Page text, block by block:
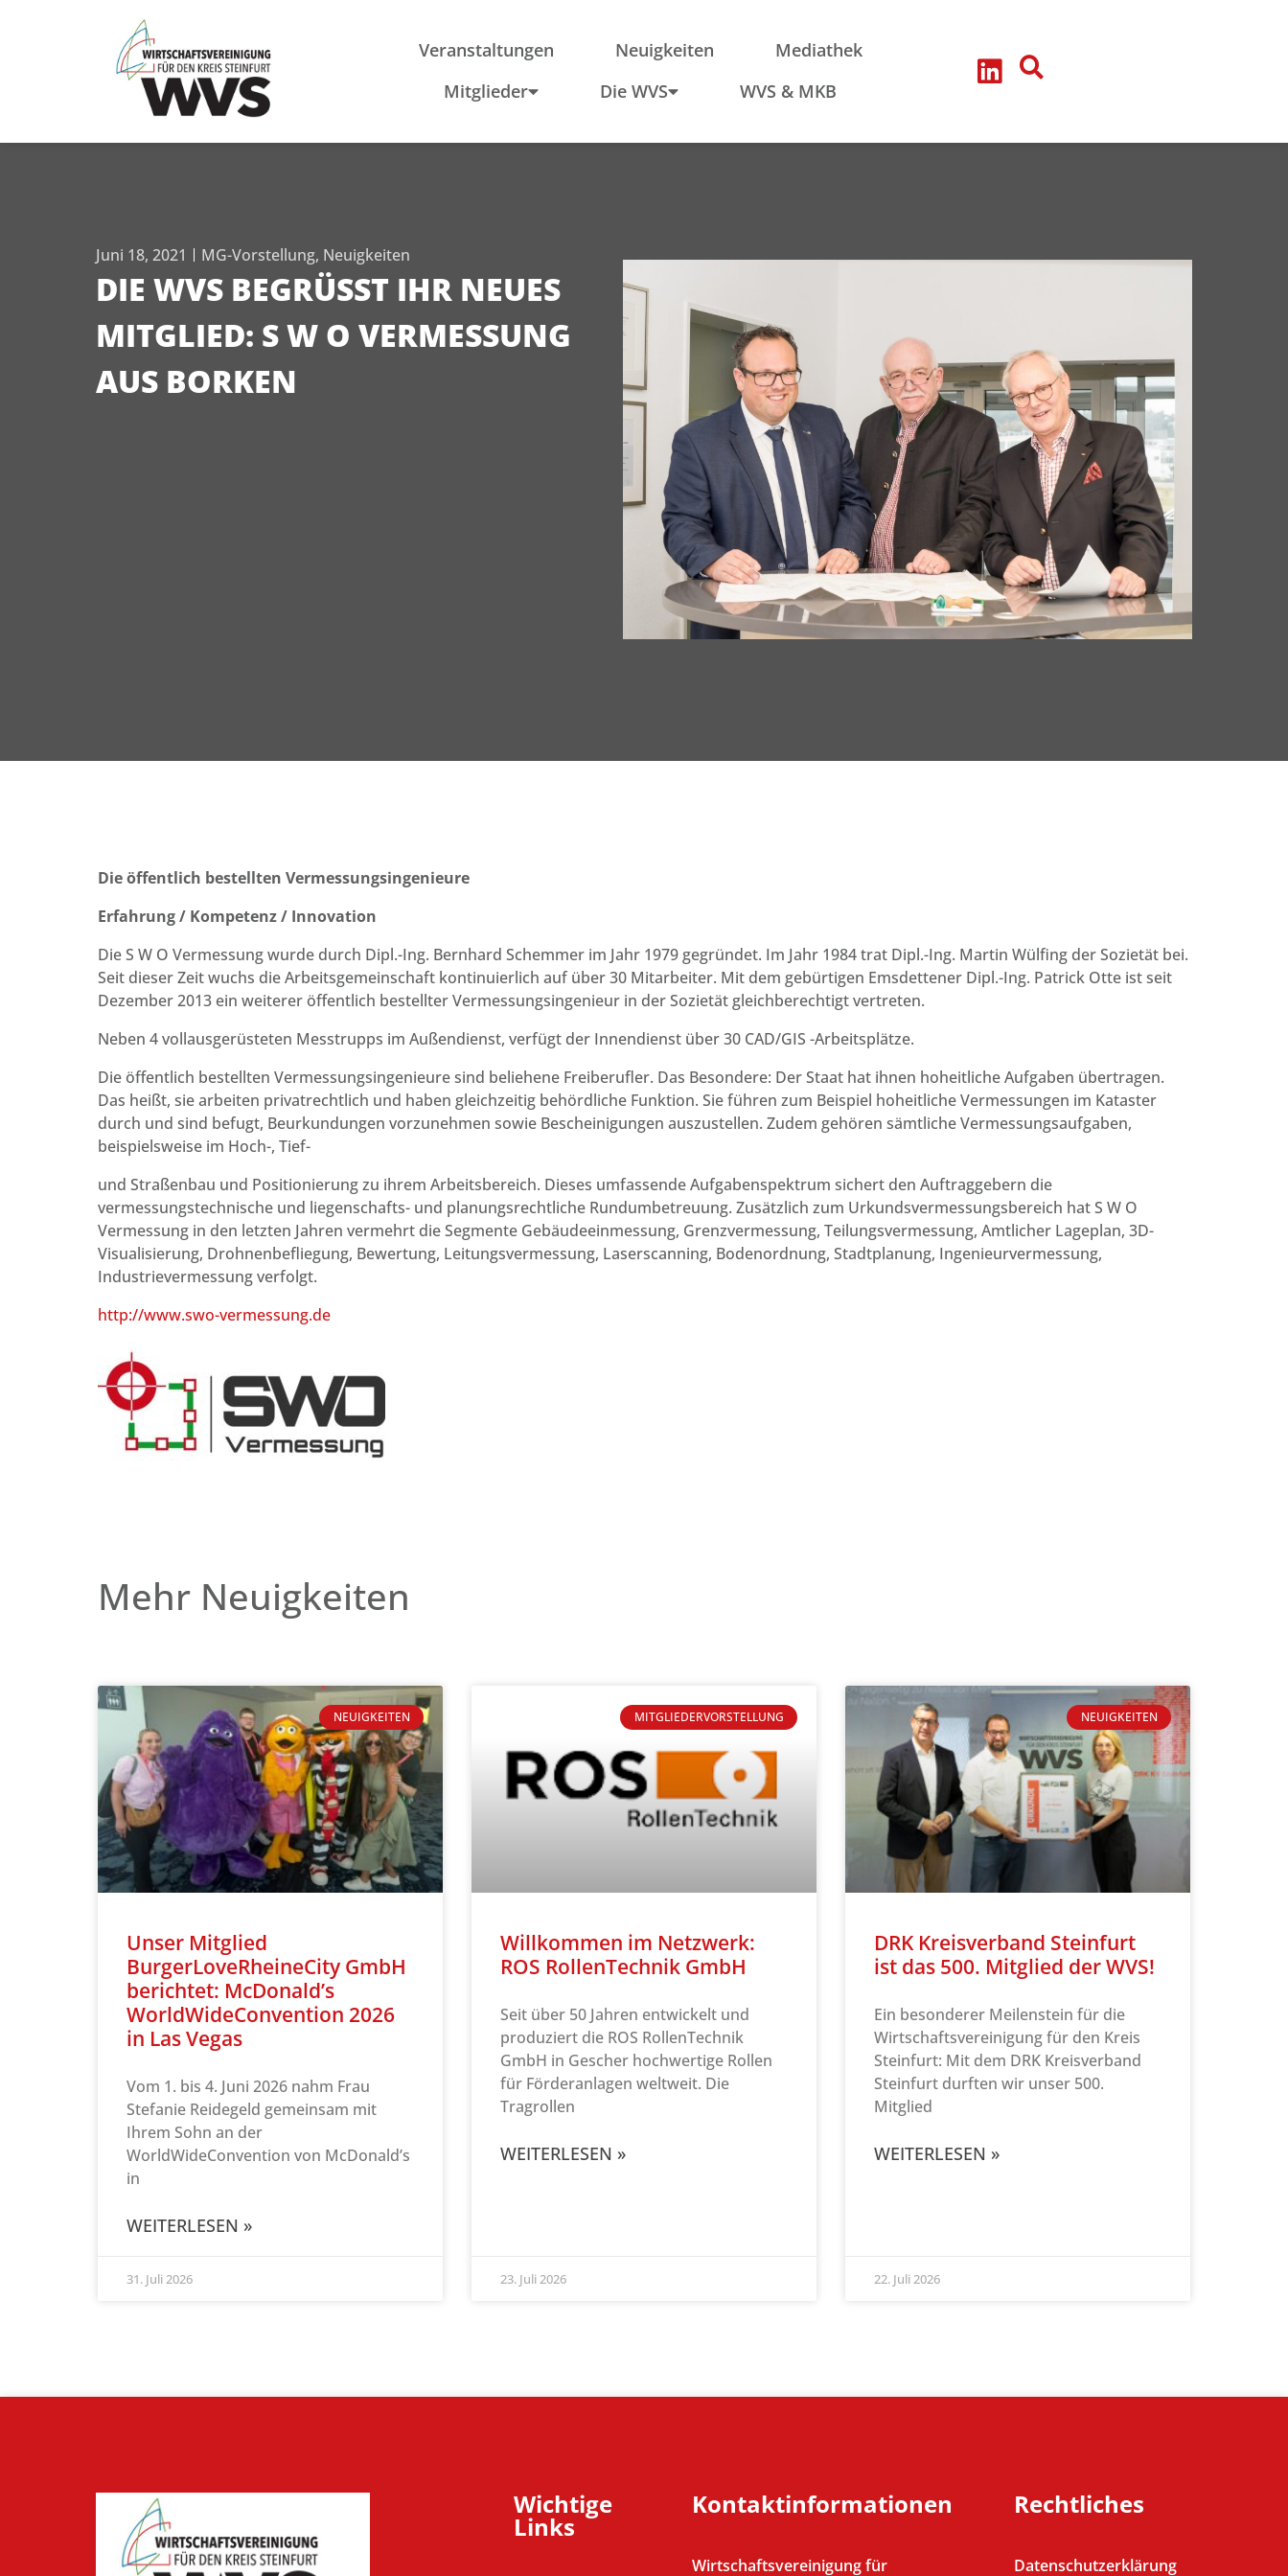
Veranstaltungen Neuigkeiten
Mediathek
Mitglieder
Die WVS WVS & MKB
Anfahrt
Interessengruppe - Arbeitskreise
Juni 18, 2021 MG-Vorstellung, Neuigkeiten
DIE WVS BEGRÜSST IHR NEUES M
ITGLIED: S W O VERMESSUNG A
US BORKEN
Die öffentlich bestellten Vermessungsingenieure
Erfahrung / Kompetenz / Innovation
Die S W O Vermessung wurde durch Dipl.-Ing. Bernhard Schemmer im Jahr 1979 gegründet. Im Jahr 1984 trat Dipl.-Ing. Martin Wülfing der Sozietät bei.
Seit dieser Zeit wuchs die Arbeitsgemeinschaft kontinuierlich auf über 30 Mitarbeiter. Mit dem gebürtigen Emsdettener Dipl.-Ing. Patrick Otte ist seit
Dezember 2013 ein weiterer öffentlich bestellter Vermessungsingenieur in der Sozietät gleichberechtigt vertreten.
Neben 4 vollausgerüsteten Messtrupps im Außendienst, verfügt der Innendienst über 30 CAD/GIS -Arbeitsplätze.
Die öffentlich bestellten Vermessungsingenieure sind beliehene Freiberufler. Das Besondere: Der Staat hat ihnen hoheitliche Aufgaben übertragen.
Das heißt, sie arbeiten privatrechtlich und haben gleichzeitig behördliche Funktion. Sie führen zum Beispiel hoheitliche Vermessungen im Kataster
durch und sind befugt, Beurkundungen vorzunehmen sowie Bescheinigungen auszustellen. Zudem gehören sämtliche Vermessungsaufgaben,
beispielsweise im Hoch-, Tief-
und Straßenbau und Positionierung zu ihrem Arbeitsbereich. Dieses umfassende Aufgabenspektrum sichert den Auftraggebern die
vermessungstechnische und liegenschafts- und planungsrechtliche Rundumbetreuung. Zusätzlich zum Urkundsvermessungsbereich hat S W O
Vermessung in den letzten Jahren vermehrt die Segmente Gebäudeeinmessung, Grenzvermessung, Teilungsvermessung, Amtlicher Lageplan, 3D-
Visualisierung, Drohnenbefliegung, Bewertung, Leitungsvermessung, Laserscanning, Bodenordnung, Stadtplanung, Ingenieurvermessung,
Industrievermessung verfolgt.
http://www.swo-vermessung.de
Mehr Neuigkeiten
NEUIGKEITEN
Unser Mitglied
BurgerLoveRheineCity GmbH
berichtet: McDonald’s
WorldWideConvention 2026
in Las Vegas
Vom 1. bis 4. Juni 2026 nahm Frau
Stefanie Reidegeld gemeinsam mit
Ihrem Sohn an der
WorldWideConvention von McDonald’s
in
WEITERLESEN »
31. Juli 2026
MITGLIEDERVORSTELLUNG
Willkommen im Netzwerk:
ROS RollenTechnik GmbH
Seit über 50 Jahren entwickelt und
produziert die ROS RollenTechnik
GmbH in Gescher hochwertige Rollen
für Förderanlagen weltweit. Die
Tragrollen
WEITERLESEN »
23. Juli 2026
NEUIGKEITEN
DRK Kreisverband Steinfurt
ist das 500. Mitglied der WVS!
Ein besonderer Meilenstein für die
Wirtschaftsvereinigung für den Kreis
Steinfurt: Mit dem DRK Kreisverband
Steinfurt durften wir unser 500.
Mitglied
WEITERLESEN »
22. Juli 2026
Wichtige
Links
Kontaktinformationen
Wirtschaftsvereinigung für
Rechtliches
Datenschutzerklärung